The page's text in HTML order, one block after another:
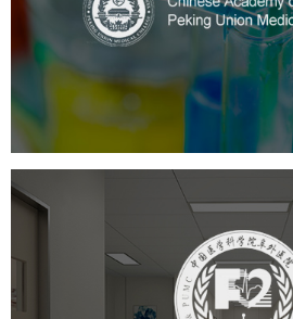
医院网
大学网站建设
高
阜外医